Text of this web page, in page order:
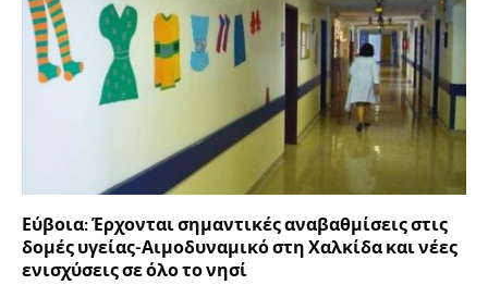
Εύβοια: Έρχονται σημαντικές αναβαθμίσεις στις
δομές υγείας-Αιμοδυναμικό στη Χαλκίδα και νέες
ενισχύσεις σε όλο το νησί